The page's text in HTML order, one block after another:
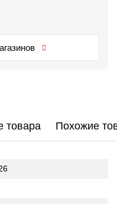
товара Похожие